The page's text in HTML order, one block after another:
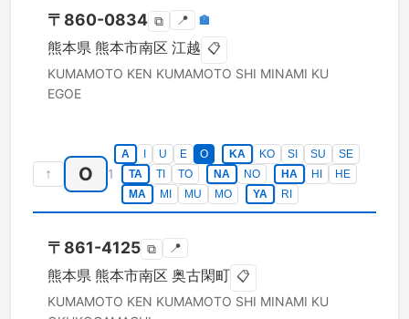
〒 860-0834 ⧉ 📍 🏣
熊本県 熊本市南区 江越 📋
KUMAMOTO KEN KUMAMOTO SHI MINAMI KU
EGOE
↑ O 1
A U E O KA KO SI SU
SE
TA
TI TO NA NO HA HI
HE
MA
MI MU MO YA RI
〒 861-4125 ⧉ 📍
熊本県 熊本市南区 奥古閑町 📋
KUMAMOTO KEN KUMAMOTO SHI MINAMI KU